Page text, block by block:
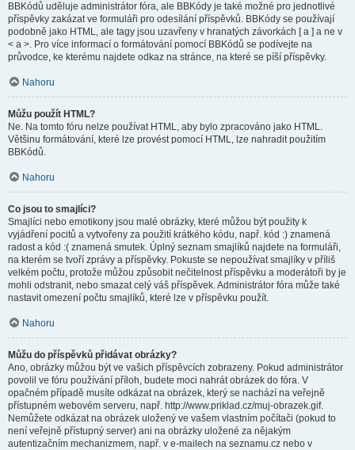
BBKódů uděluje administrátor fóra, ale BBKódy je také možné pro jednotlivé
příspěvky zakázat ve formuláři pro odesílání příspěvků. BBKódy se používají
podobně jako HTML, ale tagy jsou uzavřeny v hranatých závorkách [ a ] a ne v
< a >. Pro více informací o formátování pomocí BBKódů se podívejte na
průvodce, ke kterému najdete odkaz na stránce, na které se píší příspěvky.
Nahoru
Můžu použít HTML?
Ne. Na tomto fóru nelze používat HTML, aby bylo zpracováno jako HTML.
Většinu formátování, které lze provést pomocí HTML, lze nahradit použitím
BBKódů.
Nahoru
Co jsou to smajlíci?
Smajlíci nebo emotikony jsou malé obrázky, které můžou být použity k
vyjádření pocitů a vytvořeny za použití krátkého kódu, např. kód :) znamená
radost a kód :( znamená smutek. Úplný seznam smajlíků najdete na formuláři,
na kterém se tvoří zprávy a příspěvky. Pokuste se nepoužívat smajlíky v příliš
velkém počtu, protože můžou způsobit nečitelnost příspěvku a moderátoři by je
mohli odstranit, nebo smazat celý váš příspěvek. Administrátor fóra může také
nastavit omezení počtu smajlíků, které lze v příspěvku použít.
Nahoru
Můžu do příspěvků přidávat obrázky?
Ano, obrázky můžou být ve vašich příspěvcích zobrazeny. Pokud administrátor
povolil ve fóru používání příloh, budete moci nahrát obrázek do fóra. V
opačném případě musíte odkázat na obrázek, který se nachází na veřejně
přístupném webovém serveru, např. http://www.priklad.cz/muj-obrazek.gif.
Nemůžete odkázat na obrázek uložený ve vašem vlastním počítači (pokud to
není veřejně přístupný server) ani na obrázky uložené za nějakým
autentizačním mechanizmem, např. v e-mailech na seznamu.cz nebo v